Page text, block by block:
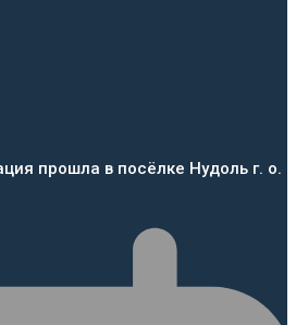
прошла в посёлке Нудоль г. о.